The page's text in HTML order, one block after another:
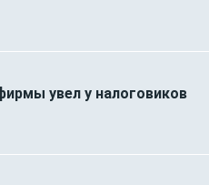
увел у налоговиков